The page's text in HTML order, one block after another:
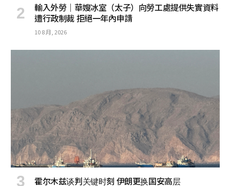
輸入外勞｜華嫂冰室（太子）向勞工處提供失實資料
遭行政制裁 拒絕一年內申請
10 8 月, 2026
霍尔木兹谈判关键时刻 伊朗更换国安高层